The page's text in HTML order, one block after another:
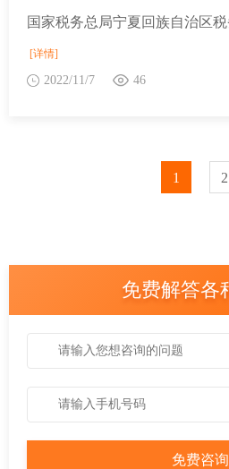
[详情]
2022/11/7 46
1 2
免费解答各